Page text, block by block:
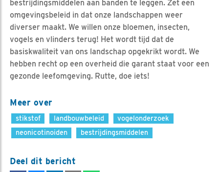
bestrijdingsmiddelen aan banden te leggen. Zet een
omgevingsbeleid in dat onze landschappen weer
diverser maakt. We willen onze bloemen, insecten,
vogels en vlinders terug! Het wordt tijd dat de
basiskwaliteit van ons landschap opgekrikt wordt. We
hebben recht op een overheid die garant staat voor een
gezonde leefomgeving. Rutte, doe iets!
Meer over
stikstof landbouwbeleid
vogelonderzoek
neonicotinoiden
bestrijdingsmiddelen
Deel dit bericht